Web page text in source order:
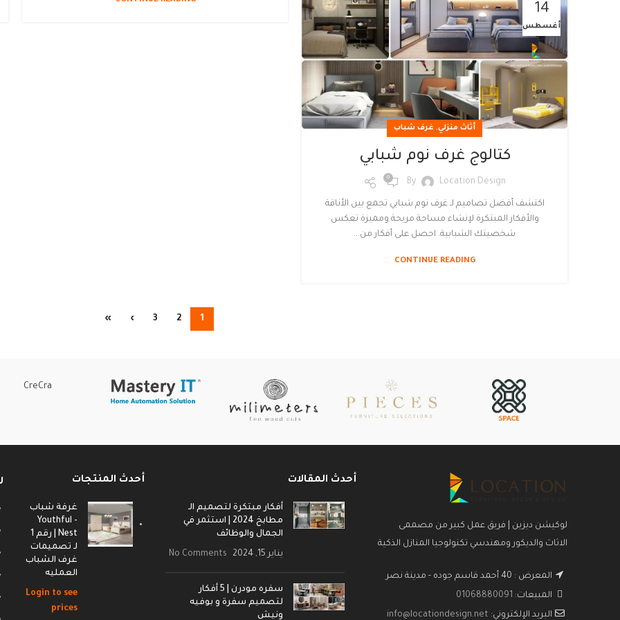
14
أغسطس
أثاث منزلي, غرف شباب
كتالوج غرف نوم شبابي
By Location Design
0
اكتشف أفضل تصاميم لـ غرف نوم شبابي تجمع بين الأناقة
والأفكار المبتكرة لإنشاء مساحة مريحة ومميزة تعكس
شخصيتك الشبابية. احصل على أفكار من...
CONTINUE READING
1
2
3
›
»
CreCra
لوكيشن ديزين | فريق عمل كبير من مصممى
الاثاث والديكور ومهندسي تكنولوجيا المنازل الذكية
المعرض : 40 أحمد قاسم جوده - مدينة نصر
المبيعات: 01068880091
البريد الإلكتروني: info@locationdesign.net
أحدث المقالات
أفكار مبتكرة لتصميم الـ
مطابخ 2024 | استثمر في
الجمال والوظائف
يناير 15, 2024 No Comments
سفره مودرن | 5 أفكار
لتصميم سفرة و بوفيه
ونيش
أحدث المنتجات
غرفة شباب
- Youthful
Nest | رقم 1
لـ تصميمات
غرف الشباب
العمليه
Login to see
prices